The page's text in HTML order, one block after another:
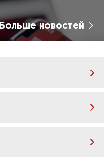
Больше новостей